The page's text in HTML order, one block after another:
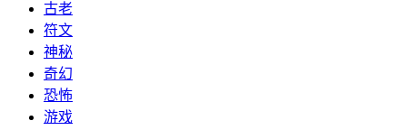
古老
符文
神秘
奇幻
恐怖
游戏